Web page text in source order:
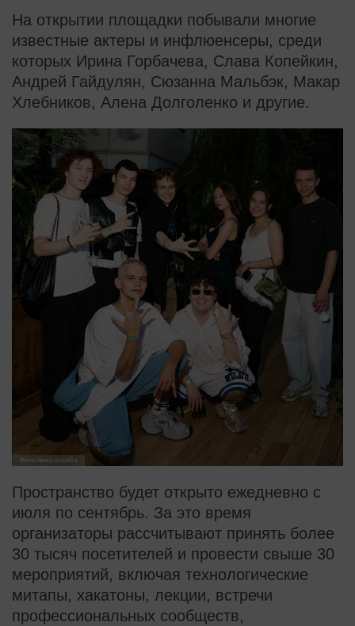
На открытии площадки побывали многие
известные актеры и инфлюенсеры, среди
которых Ирина Горбачева, Слава Копейкин,
Андрей Гайдулян, Сюзанна Мальбэк, Макар
Хлебников, Алена Долголенко и другие.
Фото: пресс-служба
Пространство будет открыто ежедневно с
июля по сентябрь. За это время
организаторы рассчитывают принять более
30 тысяч посетителей и провести свыше 30
мероприятий, включая технологические
митапы, хакатоны, лекции, встречи
профессиональных сообществ,